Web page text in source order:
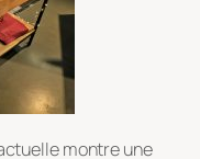
montre une